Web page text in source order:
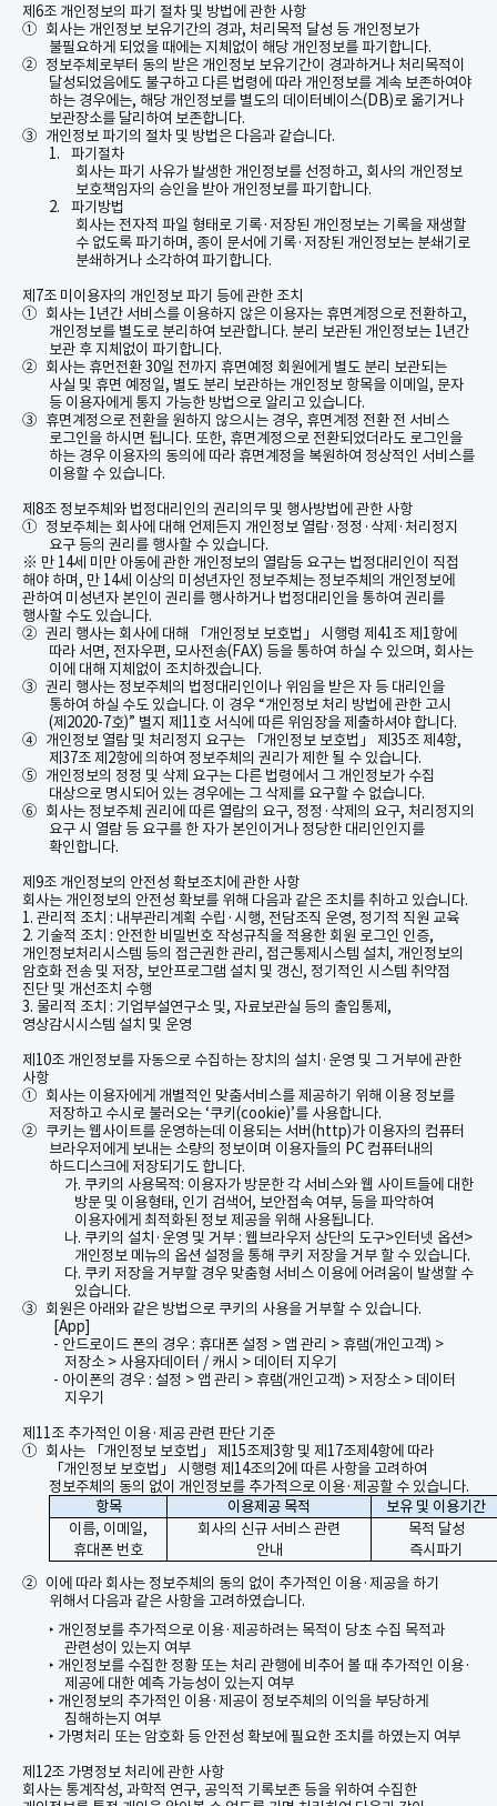
제 6조 개인정보의 파기 절차 및 방법에 관한 사항
① 회사는 개인정보 보유기간의 경과, 처리목적 달성 등 개인정보가
불필요하게 되었을 때에는 지체없이 해당 개인정보를 파기합니다.
② 정보주체로부터 동의 받은 개인정보 보유기간이 경과하거나 처리목적이
달성되었음에도 불구하고 다른 법령에 따라 개인정보를 계속 보존하여야
하는 경우에는, 해당 개인정보를 별도의 데이터베이스(DB)로 옮기거나
보관장소를 달리하여 보존합니다.
③ 개인정보 파기의 절차 및 방법은 다음과 같습니다.
1.
파기절차
회사는 파기 사유가 발생한 개인정보를 선정하고, 회사의 개인정보
보호책임자의 승인을 받아 개인정보를 파기합니다.
2.
파기방법
회사는 전자적 파일 형태로 기록·저장된 개인정보는 기록을 재생할
수 없도록 파기하며, 종이 문서에 기록·저장된 개인정보는 분쇄기로
분쇄하거나 소각하여 파기합니다.
제 7조 미이용자의 개인정보 파기 등에 관한 조치
① 회사는 1년간 서비스를 이용하지 않은 이용자는 휴면계정으로 전환하고,
개인정보를 별도로 분리하여 보관합니다. 분리 보관된 개인정보는 1년간
보관 후 지체없이 파기합니다.
② 회사는 휴먼전환30일 전까지 휴면예정 회원에게 별도 분리 보관되는
사실 및 휴면 예정일, 별도 분리 보관하는 개인정보 항목을 이메일, 문자
등 이용자에게 통지 가능한 방법으로 알리고 있습니다.
③ 휴면계정으로 전환을 원하지 않으시는 경우, 휴면계정 전환 전 서비스
로그인을 하시면 됩니다. 또한, 휴면계정으로 전환되었더라도 로그인을
하는 경우 이용자의 동의에 따라 휴면계정을 복원하여 정상적인 서비스를
이용할 수 있습니다.
제 8조 정보주체와 법정대리인의 권리의무 및 행사방법에 관한 사항
① 정보주체는 회사에 대해 언제든지 개인정보 열람· 정정 · 삭제 · 처리정지
요구 등의 권리를 행사할 수 있습니다.
※ 만 14세 미만 아동에 관한 개인정보의 열람등 요구는 법정대리인이 직접
해야 하며, 만 14세 이상의 미성년자인 정보주체는 정보주체의 개인정보에
관하여 미성년자 본인이 권리를 행사하거나 법정대리인을 통하여 권리를
행사할 수도 있습니다.
② 권리 행사는 회사에 대해 「개인정보 보호법」 시행령 제 41조 제 1항에
따라 서면, 전자우편, 모사전송(FAX) 등을 통하여 하실 수 있으며, 회사는
이에 대해 지체없이 조치하겠습니다.
③ 권리 행사는 정보주체의 법정대리인이나 위임을 받은 자 등 대리인을
통하여 하실 수도 있습니다. 이 경우“개인정보 처리 방법에 관한 고시
(제 2020-7호)” 별지 제 11호 서식에 따른 위임장을 제출하셔야 합니다.
④ 개인정보 열람 및 처리정지 요구는 「개인정보 보호법」 제 35조 제 4항,
제 37조 제 2항에 의하여 정보주체의 권리가 제한 될 수 있습니다.
⑤ 개인정보의 정정 및 삭제 요구는 다른 법령에서 그 개인정보가 수집
대상으로 명시되어 있는 경우에는 그 삭제를 요구할 수 없습니다.
⑥ 회사는 정보주체 권리에 따른 열람의 요구, 정정 · 삭제의 요구, 처리정지의
요구 시 열람 등 요구를 한 자가 본인이거나 정당한 대리인인지를
확인합니다.
제 9조 개인정보의 안전성 확보조치에 관한 사항
회사는 개인정보의 안전성 확보를 위해 다음과 같은 조치를 취하고 있습니다.
1. 관리적 조치 : 내부관리계획 수립 · 시행, 전담조직 운영, 정기적 직원 교육
2. 기술적 조치 : 안전한 비밀번호 작성규칙을 적용한 회원 로그인 인증,
개인정보처리시스템 등의 접근권한 관리 , 접근통제시스템 설치, 개인정보의
암호화 전송 및 저장, 보안프로그램 설치 및 갱신, 정기적인 시스템 취약점
진단 및 개선조치 수행
3. 물리적 조치 : 기업부설연구소 및, 자료보관실 등의 출입통제 ,
영상감시시스템 설치 및 운영
제 10조 개인정보를 자동으로 수집하는 장치의 설치 · 운영 및 그 거부에 관한
사항
① 회사는 이용자에게 개별적인 맞춤서비스를 제공하기 위해 이용 정보를
저장하고 수시로 불러오는‘쿠키 (cookie)’를 사용합니다.
② 쿠키는 웹사이트를 운영하는데 이용되는 서버(http)가 이용자의 컴퓨터
브라우저에게 보내는 소량의 정보이며 이용자들의 PC컴퓨터내의
하드디스크에 저장되기도 합니다.
가. 쿠키의 사용목적: 이용자가 방문한 각 서비스와 웹 사이트들에 대한
방문 및 이용형태, 인기 검색어, 보안접속 여부, 등을 파악하여
이용자에게 최적화된 정보 제공을 위해 사용됩니다.
나. 쿠키의 설치 · 운영 및 거부: 웹브라우저 상단의 도구>인터넷 옵션>
개인정보 메뉴의 옵션 설정을 통해 쿠키 저장을 거부 할 수 있습니다.
다. 쿠키 저장을 거부할 경우 맞춤형 서비스 이용에 어려움이 발생할 수
있습니다.
③ 회원은 아래와 같은 방법으로 쿠키의 사용을 거부할 수 있습니다.
[App]
- 안드로이드 폰의 경우 : 휴대폰 설정 > 앱 관리 > 휴램(개인고객) >
저장소> 사용자데이터 / 캐시 > 데이터 지우기
- 아이폰의 경우 : 설정 > 앱 관리 > 휴램(개인고객) >저장소 > 데이터
지우기
제 11조 추가적인 이용·제공 관련 판단 기준
① 회사는 「개인정보 보호법」 제 15조제 3항 및 제 17조제 4항에 따라
「개인정보 보호법」 시행령 제 14조의 2에 따른 사항을 고려하여
정보주체의 동의 없이 개인정보를 추가적으로 이용·제공할 수 있습니다.
항목
이용제공 목적
보유 및 이용기간
이름, 이메일,
휴대폰 번호
회사의 신규 서비스 관련
안내
목적 달성
즉시파기
② 이에 따라 회사는 정보주체의 동의 없이 추가적인 이용·제공을 하기
위해서 다음과 같은 사항을 고려하였습니다.
‣ 개인정보를 추가적으로 이용·제공하려는 목적이 당초 수집 목적과
관련성이 있는지 여부
‣ 개인정보를 수집한 정황 또는 처리 관행에 비추어 볼 때 추가적인 이용·
제공에 대한 예측 가능성이 있는지 여부
‣ 개인정보의 추가적인 이용·제공이 정보주체의 이익을 부당하게
침해하는지 여부
‣ 가명처리 또는 암호화 등 안전성 확보에 필요한 조치를 하였는지 여부
제 12조 가명정보 처리에 관한 사항
회사는 통계작성, 과학적 연구, 공익적 기록보존 등을 위하여 수집한